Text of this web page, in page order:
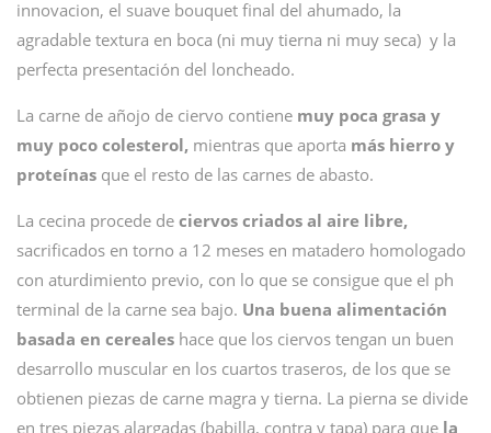
innovacion, el suave bouquet final del ahumado, la
agradable textura en boca (ni muy tierna ni muy seca) y la
perfecta presentación del loncheado.
La carne de añojo de ciervo contiene muy poca grasa y
muy poco colesterol, mientras que aporta más hierro y
proteínas que el resto de las carnes de abasto.
La cecina procede de ciervos criados al aire libre,
sacrificados en torno a 12 meses en matadero homologado
con aturdimiento previo, con lo que se consigue que el ph
terminal de la carne sea bajo. Una buena alimentación
basada en cereales hace que los ciervos tengan un buen
desarrollo muscular en los cuartos traseros, de los que se
obtienen piezas de carne magra y tierna. La pierna se divide
en tres piezas alargadas (babilla, contra y tapa) para que la